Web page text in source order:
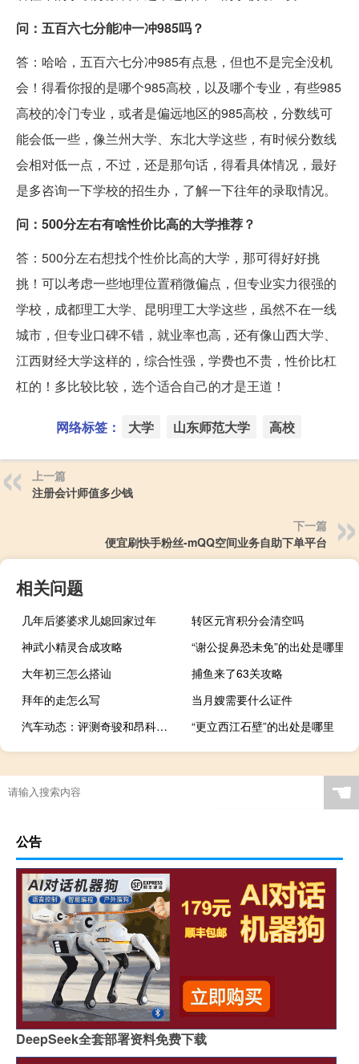
问：五百六七分能冲一冲985吗？
答：哈哈，五百六七分冲985有点悬，但也不是完全没机
会！得看你报的是哪个985高校，以及哪个专业，有些985
高校的冷门专业，或者是偏远地区的985高校，分数线可
能会低一些，像兰州大学、东北大学这些，有时候分数线
会相对低一点，不过，还是那句话，得看具体情况，最好
是多咨询一下学校的招生办，了解一下往年的录取情况。
问：500分左右有啥性价比高的大学推荐？
答：500分左右想找个性价比高的大学，那可得好好挑
挑！可以考虑一些地理位置稍微偏点，但专业实力很强的
学校，成都理工大学、昆明理工大学这些，虽然不在一线
城市，但专业口碑不错，就业率也高，还有像山西大学、
江西财经大学这样的，综合性强，学费也不贵，性价比杠
杠的！多比较比较，选个适合自己的才是王道！
网络标签： 大学 山东师范大学 高校
上一篇
注册会计师值多少钱
下一篇
便宜刷快手粉丝-mQQ空间业务自助下单平台
相关问题
几年后婆婆求儿媳回家过年
转区元宵积分会清空吗
神武小精灵合成攻略
“谢公捉鼻恐未免”的出处是哪里
大年初三怎么搭讪
捕鱼来了63关攻略
拜年的走怎么写
当月嫂需要什么证件
汽车动态：评测奇骏和昂科威怎么样及柯迪亚克多少钱
“更立西江石壁”的出处是哪里
☚
公告
DeepSeek全套部署资料免费下载